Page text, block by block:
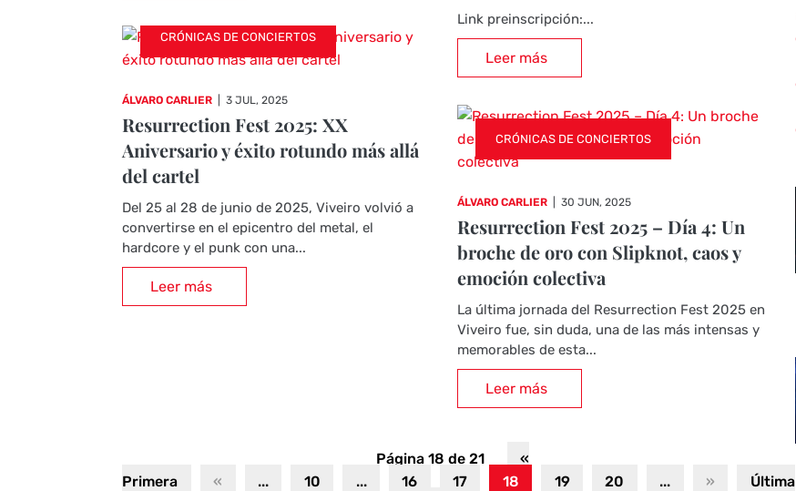
CRÓNICAS DE CONCIERTOS
ÁLVARO CARLIER 3 JUL, 2025
Resurrection Fest 2025: XX
Aniversario y éxito rotundo más allá
del cartel
Del 25 al 28 de junio de 2025, Viveiro volvió a
convertirse en el epicentro del metal, el
hardcore y el punk con una...
Leer más
Link preinscripción:...
Leer más
CRÓNICAS DE CONCIERTOS
ÁLVARO CARLIER 30 JUN, 2025
Resurrection Fest 2025 – Día 4: Un
broche de oro con Slipknot, caos y
emoción colectiva
La última jornada del Resurrection Fest 2025 en
Viveiro fue, sin duda, una de las más intensas y
memorables de esta...
Leer más
Página 18 de 21
«
Primera
« ... 10 ... 16 17 18 19 20 ... »
Última